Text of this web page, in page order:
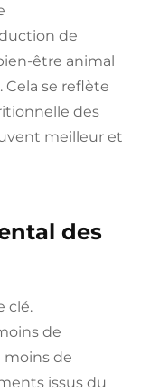
de
être animal
se reflète
des
meilleur et
des
clé.
de
moins de
issus du